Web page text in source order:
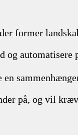
former
automatisere
på, og vil